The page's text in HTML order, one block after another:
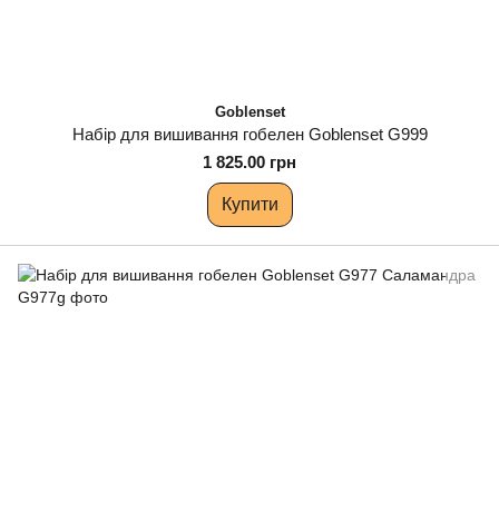
Goblenset
Набір для вишивання гобелен Goblenset G999
1 825.00 грн
Купити